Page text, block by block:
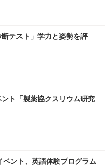
テスト」学力と姿勢を評
ト「製薬協クスリウム研究
ント、英語体験プログラム